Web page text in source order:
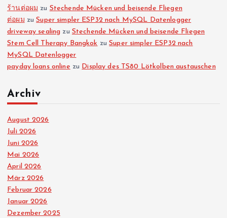
ร้านต่อผม zu Stechende Mücken und beisende Fliegen
ต่อผม zuSuper simpler ESP32 nach MySQL Datenlogger
driveway sealing zu Stechende Mücken und beisende Fliegen
Stem Cell Therapy Bangkok zuSuper simpler ESP32 nach
MySQL Datenlogger
payday loans online zu Display des TS80 Lötkolben austauschen
Archiv
August 2026
Juli 2026
Juni 2026
Mai 2026
April 2026
März 2026
Februar 2026
Januar 2026
Dezember 2025